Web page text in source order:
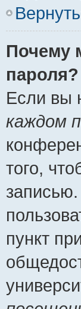
Почему
пароля?
Если вы
каждом
того,
пункт